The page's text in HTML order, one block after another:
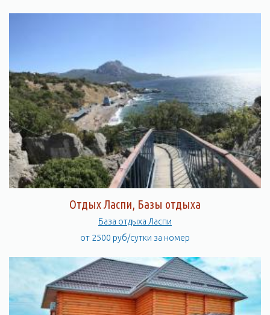
Отдых Ласпи, Базы отдыха
База отдыха Ласпи
от 2500 руб/сутки за номер